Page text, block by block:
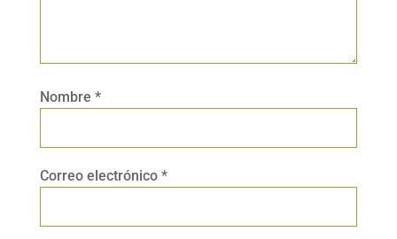
Nombre *
Correo electrónico *